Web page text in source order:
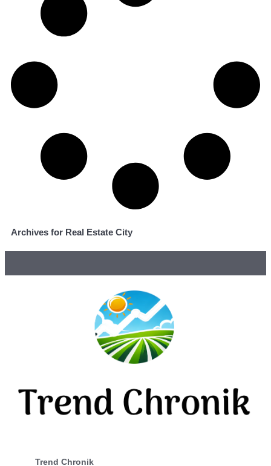
Archives for Real Estate City
Trend Chronik